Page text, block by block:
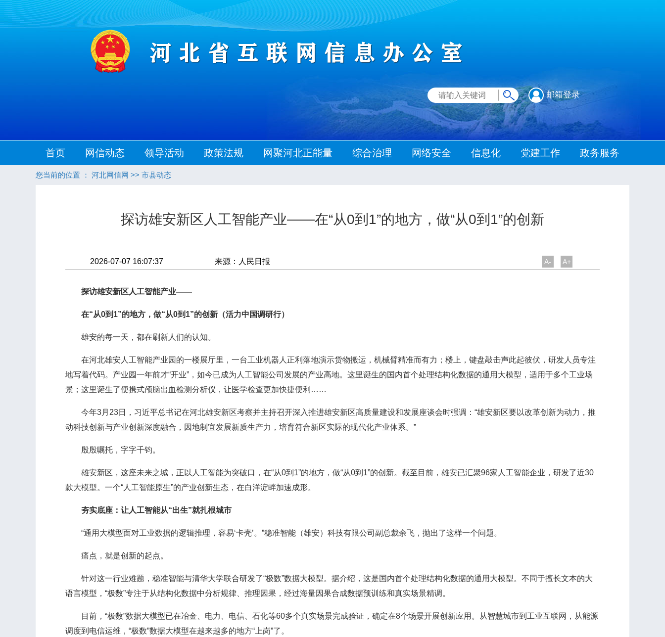
邮箱登录
首页 网信动态 领导活动 政策法规 网聚河北正能量 综合治理 网络安全 信息化 党建工作 政务服务
您当前的位置 ： 河北网信网 >> 市县动态
探访雄安新区人工智能产业——在“从0到1”的地方，做“从0到1”的创新
2026-07-07 16:07:37 来源：人民日报 A- A+
探访雄安新区人工智能产业——
在“从0到1”的地方，做“从0到1”的创新（活力中国调研行）
雄安的每一天，都在刷新人们的认知。
在河北雄安人工智能产业园的一楼展厅里，一台工业机器人正利落地演示货物搬运，机械臂精准而有力；楼上，键盘敲击声此起彼伏，研发人员专注
地写着代码。产业园一年前才“开业”，如今已成为人工智能公司发展的产业高地。这里诞生的国内首个处理结构化数据的通用大模型，适用于多个工业场
景；这里诞生了便携式颅脑出血检测分析仪，让医学检查更加快捷便利……
今年3月23日，习近平总书记在河北雄安新区考察并主持召开深入推进雄安新区高质量建设和发展座谈会时强调：“雄安新区要以改革创新为动力，推
动科技创新与产业创新深度融合，因地制宜发展新质生产力，培育符合新区实际的现代化产业体系。”
殷殷嘱托，字字千钧。
雄安新区，这座未来之城，正以人工智能为突破口，在“从0到1”的地方，做“从0到1”的创新。截至目前，雄安已汇聚96家人工智能企业，研发了近30
款大模型。一个“人工智能原生”的产业创新生态，在白洋淀畔加速成形。
夯实底座：让人工智能从“出生”就扎根城市
“通用大模型面对工业数据的逻辑推理，容易‘卡壳’。”稳准智能（雄安）科技有限公司副总裁余飞，抛出了这样一个问题。
痛点，就是创新的起点。
针对这一行业难题，稳准智能与清华大学联合研发了“极数”数据大模型。据介绍，这是国内首个处理结构化数据的通用大模型。不同于擅长文本的大
语言模型，“极数”专注于从结构化数据中分析规律、推理因果，经过海量因果合成数据预训练和真实场景精调。
目前，“极数”数据大模型已在冶金、电力、电信、石化等60多个真实场景完成验证，确定在8个场景开展创新应用。从智慧城市到工业互联网，从能源
调度到电信运维，“极数”数据大模型在越来越多的地方“上岗”了。